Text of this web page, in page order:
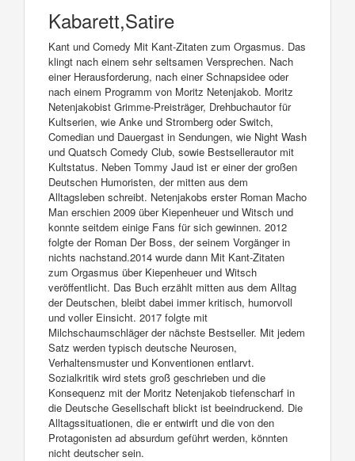
Kabarett,Satire
Kant und Comedy Mit Kant-Zitaten zum Orgasmus. Das
klingt nach einem sehr seltsamen Versprechen. Nach
einer Herausforderung, nach einer Schnapsidee oder
nach einem Programm von Moritz Netenjakob. Moritz
Netenjakobist Grimme-Preisträger, Drehbuchautor für
Kultserien, wie Anke und Stromberg oder Switch,
Comedian und Dauergast in Sendungen, wie Night Wash
und Quatsch Comedy Club, sowie Bestsellerautor mit
Kultstatus. Neben Tommy Jaud ist er einer der großen
Deutschen Humoristen, der mitten aus dem
Alltagsleben schreibt. Netenjakobs erster Roman Macho
Man erschien 2009 über Kiepenheuer und Witsch und
konnte seitdem einige Fans für sich gewinnen. 2012
folgte der Roman Der Boss, der seinem Vorgänger in
nichts nachstand.2014 wurde dann Mit Kant-Zitaten
zum Orgasmus über Kiepenheuer und Witsch
veröffentlicht. Das Buch erzählt mitten aus dem Alltag
der Deutschen, bleibt dabei immer kritisch, humorvoll
und voller Einsicht. 2017 folgte mit
Milchschaumschläger der nächste Bestseller. Mit jedem
Satz werden typisch deutsche Neurosen,
Verhaltensmuster und Konventionen entlarvt.
Sozialkritik wird stets groß geschrieben und die
Konsequenz mit der Moritz Netenjakob tiefenscharf in
die Deutsche Gesellschaft blickt ist beeindruckend. Die
Alltagssituationen, die er entwirft und die von den
Protagonisten ad absurdum geführt werden, könnten
nicht deutscher sein.